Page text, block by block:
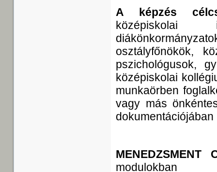
A képzés
középiskolai
osztályfőnökök,
pszichológusok,
középiskolai
munkaörben
vagy más
MENEDZSMENT
modulokban